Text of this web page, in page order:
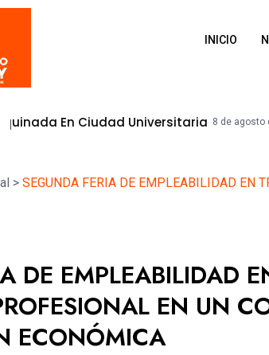
INICIO
Ciudad Universitaria 8 de agosto de 2026
> SEGUNDA FERIA DE EMPLEABILIDAD EN
DE EMPLEABILIDAD
EN UN
ECONÓMICA